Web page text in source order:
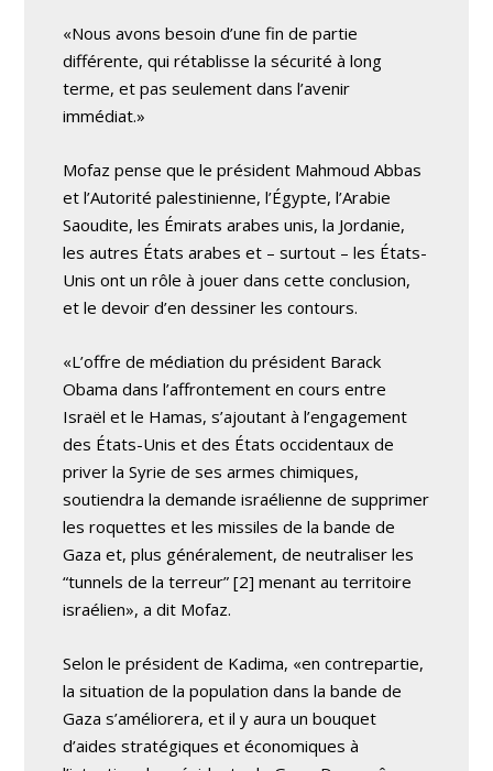
«Nous avons besoin d’une fin de partie
différente, qui rétablisse la sécurité à long
terme, et pas seulement dans l’avenir
immédiat.»
Mofaz pense que le président Mahmoud Abbas
et l’Autorité palestinienne, l’Égypte, l’Arabie
Saoudite, les Émirats arabes unis, la Jordanie,
les autres États arabes et – surtout – les États-
Unis ont un rôle à jouer dans cette conclusion,
et le devoir d’en dessiner les contours.
«L’offre de médiation du président Barack
Obama dans l’affrontement en cours entre
Israël et le Hamas, s’ajoutant à l’engagement
des États-Unis et des États occidentaux de
priver la Syrie de ses armes chimiques,
soutiendra la demande israélienne de supprimer
les roquettes et les missiles de la bande de
Gaza et, plus généralement, de neutraliser les
“tunnels de la terreur” [2] menant au territoire
israélien», a dit Mofaz.
Selon le président de Kadima, «en contrepartie,
la situation de la population dans la bande de
Gaza s’améliorera, et il y aura un bouquet
d’aides stratégiques et économiques à